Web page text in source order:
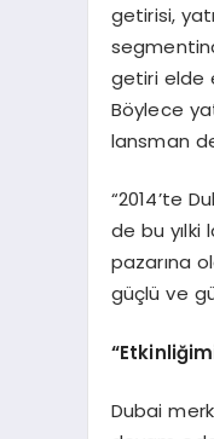
getirisi,
getiri elde
Böylece
lansman
“2014’te
de bu yılki
pazarına
güçlü ve
Dubai